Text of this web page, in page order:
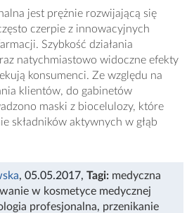
jest prężnie rozwijającą się
czerpie z innowacyjnych
Szybkość działania
natychmiastowo widoczne efekty
konsumenci. Ze względu na
klientów, do gabinetów
maski z biocelulozy, które
składników aktywnych w głąb
, 05.05.2017, Tagi: medyczna
w kosmetyce medycznej
profesjonalna, przenikanie